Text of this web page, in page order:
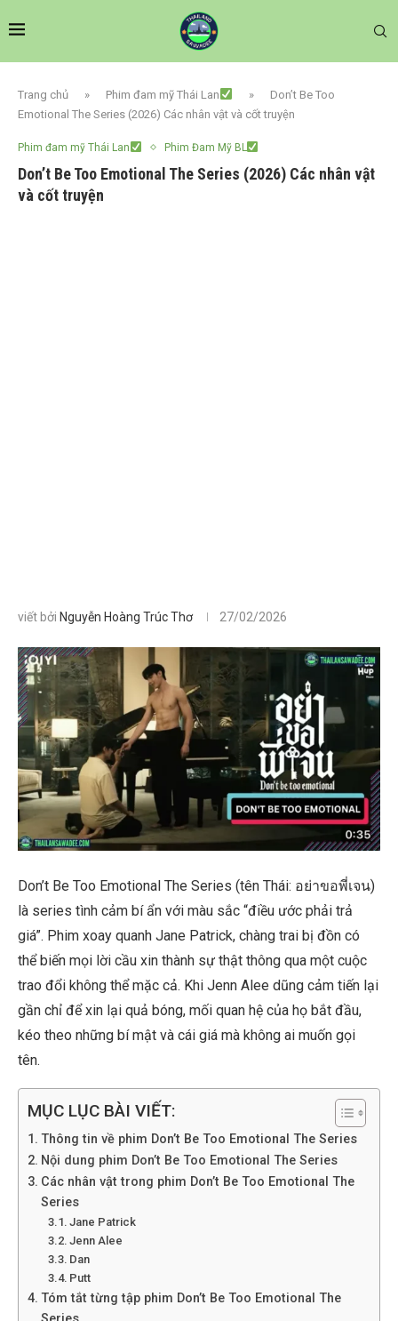
Trang chủ » Phim đam mỹ Thái Lan »
Don’t Be Too
Emotional The Series (2026) Các nhân vật và cốt truyện
Phim đam mỹ Thái Lan Phim Đam Mỹ BL
Don’t Be Too Emotional The Series (2026) Các nhân vật
và cốt truyện
viết bởi Nguyễn Hoàng Trúc Thơ 27/02/2026
Don’t Be Too Emotional The Series (tên Thái: อย่าขอพี่เจน)
là series tình cảm bí ẩn với màu sắc “điều ước phải trả
giá”. Phim xoay quanh Jane Patrick, chàng trai bị đồn có
thể biến mọi lời cầu xin thành sự thật thông qua một cuộc
trao đổi không thể mặc cả. Khi Jenn Alee dũng cảm tiến lại
gần chỉ để xin lại quả bóng, mối quan hệ của họ bắt đầu,
kéo theo những bí mật và cái giá mà không ai muốn gọi
tên.
MỤC LỤC BÀI VIẾT:
Thông tin về phim Don’t Be Too Emotional The Series
Nội dung phim Don’t Be Too Emotional The Series
Các nhân vật trong phim Don’t Be Too Emotional The
Series
Jane Patrick
Jenn Alee
Dan
Putt
Tóm tắt từng tập phim Don’t Be Too Emotional The